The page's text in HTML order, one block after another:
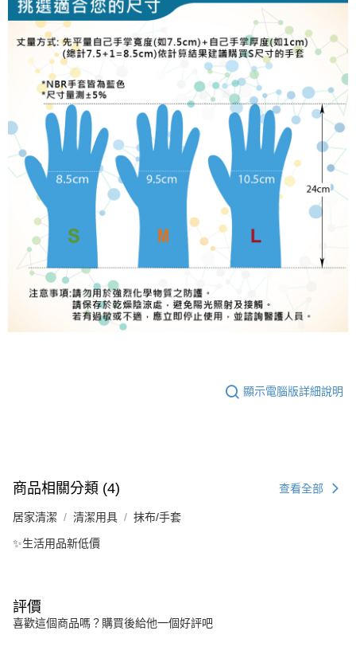
顯示電腦版詳細說明
商品相關分類 (4) 查看全部
居家清潔 清潔用具 抹布/手套
✨生活用品新低價
評價
喜歡這個商品嗎？購買後給他一個好評吧